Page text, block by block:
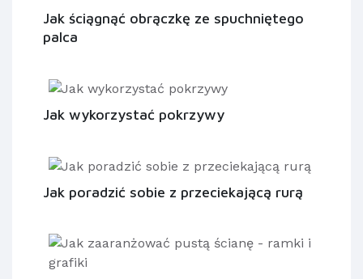
Jak ściągnąć obrączkę ze spuchniętego
palca
Jak wykorzystać pokrzywy
Jak poradzić sobie z przeciekającą rurą